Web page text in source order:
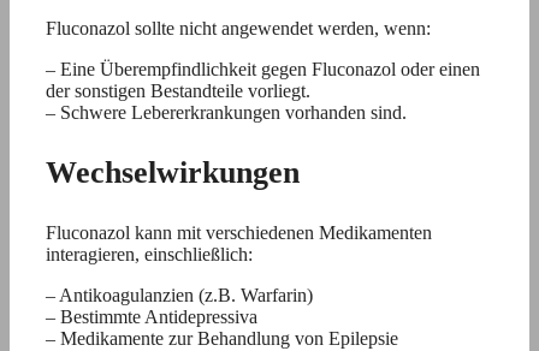
Fluconazol sollte nicht angewendet werden, wenn:
– Eine Überempfindlichkeit gegen Fluconazol oder einen
der sonstigen Bestandteile vorliegt.
– Schwere Lebererkrankungen vorhanden sind.
Wechselwirkungen
Fluconazol kann mit verschiedenen Medikamenten
interagieren, einschließlich:
– Antikoagulanzien (z.B. Warfarin)
– Bestimmte Antidepressiva
– Medikamente zur Behandlung von Epilepsie